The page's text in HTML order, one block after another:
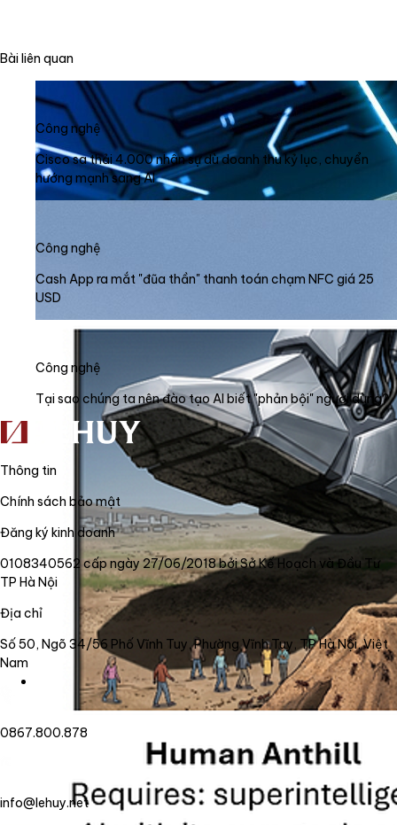
Bài liên quan
Công nghệ
Cisco sa thải 4.000 nhân sự dù doanh thu kỷ lục, chuyển
hướng mạnh sang AI
Công nghệ
Cash App ra mắt "đũa thần" thanh toán chạm NFC giá 25
USD
Công nghệ
Tại sao chúng ta nên đào tạo AI biết "phản bội" người dùng?
Thông tin
Chính sách bảo mật
Đăng ký kinh doanh
0108340562 cấp ngày 27/06/2018 bởi Sở Kế Hoạch và Đầu Tư
TP Hà Nội
Địa chỉ
Số 50, Ngõ 34/56 Phố Vĩnh Tuy, Phường Vĩnh Tuy, TP Hà Nội, Việt
Nam
0867.800.878
info@lehuy.net